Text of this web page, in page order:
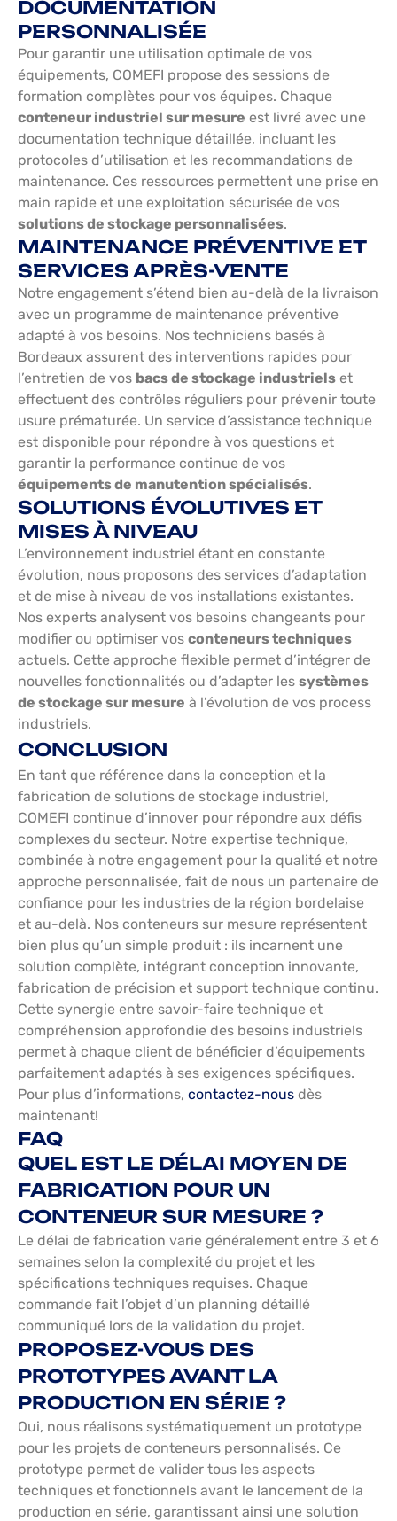
DOCUMENTATION
PERSONNALISÉE
Pour garantir une utilisation optimale de vos
équipements, COMEFI propose des sessions de
formation complètes pour vos équipes. Chaque
conteneur industriel sur mesure est livré avec une
documentation technique détaillée, incluant les
protocoles d’utilisation et les recommandations de
maintenance. Ces ressources permettent une prise en
main rapide et une exploitation sécurisée de vos
solutions de stockage personnalisées.
MAINTENANCE PRÉVENTIVE ET
SERVICES APRÈS-VENTE
Notre engagement s’étend bien au-delà de la livraison
avec un programme de maintenance préventive
adapté à vos besoins. Nos techniciens basés à
Bordeaux assurent des interventions rapides pour
l’entretien de vos bacs de stockage industriels et
effectuent des contrôles réguliers pour prévenir toute
usure prématurée. Un service d’assistance technique
est disponible pour répondre à vos questions et
garantir la performance continue de vos
équipements de manutention spécialisés.
SOLUTIONS ÉVOLUTIVES ET
MISES À NIVEAU
L’environnement industriel étant en constante
évolution, nous proposons des services d’adaptation
et de mise à niveau de vos installations existantes.
Nos experts analysent vos besoins changeants pour
modifier ou optimiser vos conteneurs techniques
actuels. Cette approche flexible permet d’intégrer de
nouvelles fonctionnalités ou d’adapter les systèmes
de stockage sur mesure à l’évolution de vos process
industriels.
CONCLUSION
En tant que référence dans la conception et la
fabrication de solutions de stockage industriel,
COMEFI continue d’innover pour répondre aux défis
complexes du secteur. Notre expertise technique,
combinée à notre engagement pour la qualité et notre
approche personnalisée, fait de nous un partenaire de
confiance pour les industries de la région bordelaise
et au-delà. Nos conteneurs sur mesure représentent
bien plus qu’un simple produit : ils incarnent une
solution complète, intégrant conception innovante,
fabrication de précision et support technique continu.
Cette synergie entre savoir-faire technique et
compréhension approfondie des besoins industriels
permet à chaque client de bénéficier d’équipements
parfaitement adaptés à ses exigences spécifiques.
Pour plus d’informations, contactez-nous dès
maintenant!
FAQ
QUEL EST LE DÉLAI MOYEN DE
FABRICATION POUR UN
CONTENEUR SUR MESURE ?
Le délai de fabrication varie généralement entre 3 et 6
semaines selon la complexité du projet et les
spécifications techniques requises. Chaque
commande fait l’objet d’un planning détaillé
communiqué lors de la validation du projet.
PROPOSEZ-VOUS DES
PROTOTYPES AVANT LA
PRODUCTION EN SÉRIE ?
Oui, nous réalisons systématiquement un prototype
pour les projets de conteneurs personnalisés. Ce
prototype permet de valider tous les aspects
techniques et fonctionnels avant le lancement de la
production en série, garantissant ainsi une solution